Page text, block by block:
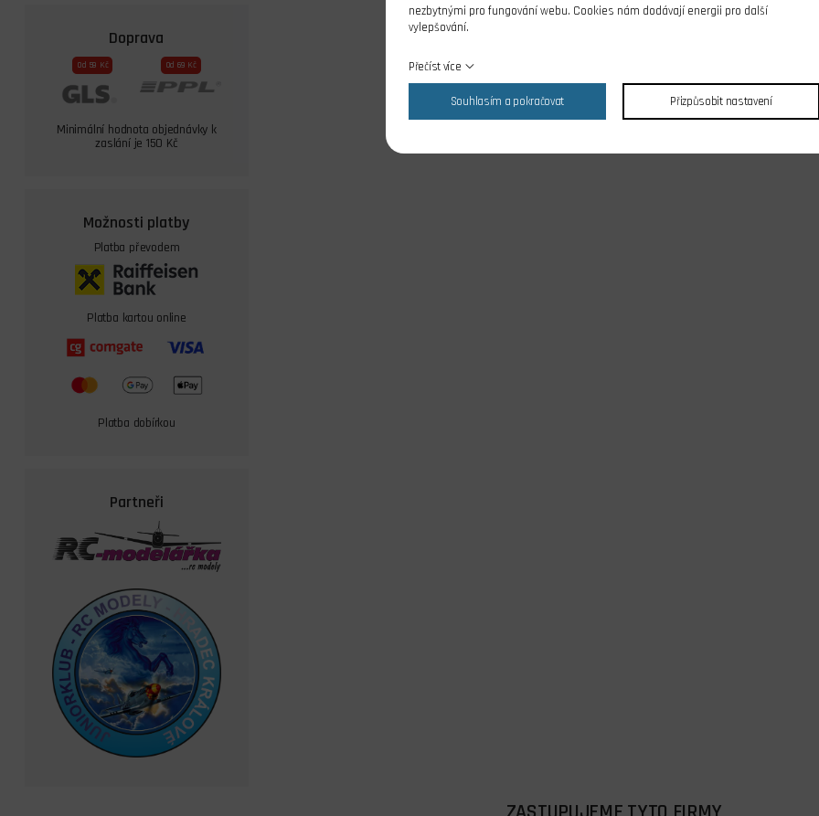
Doprava
Od 59 Kč Od 69 Kč
Minimální hodnota objednávky k
zaslání je 150 Kč
Možnosti platby
Platba převodem
Platba kartou online
Platba dobírkou
Partneři
nezbytnými pro fungování webu. Cookies nám dodávají energii pro další
vylepšování.
Přečíst více
Souhlasím a pokračovat Přizpůsobit nastavení